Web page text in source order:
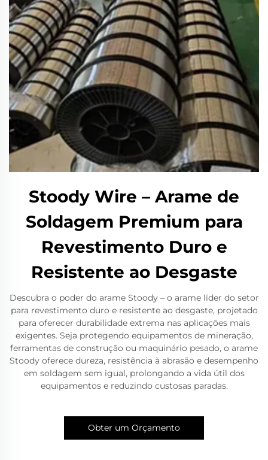
Stoody Wire – Arame de
Soldagem Premium para
Revestimento Duro e
Resistente ao Desgaste
Descubra o poder do arame Stoody – o arame líder do setor
para revestimento duro e resistente ao desgaste, projetado
para oferecer durabilidade extrema nas aplicações mais
exigentes. Seja protegendo equipamentos de mineração,
ferramentas de construção ou maquinário pesado, o arame
Stoody oferece dureza, resistência à abrasão e desempenho
em soldagem sem igual, prolongando a vida útil dos
equipamentos e reduzindo custosas paradas.
Obter um Orçamento